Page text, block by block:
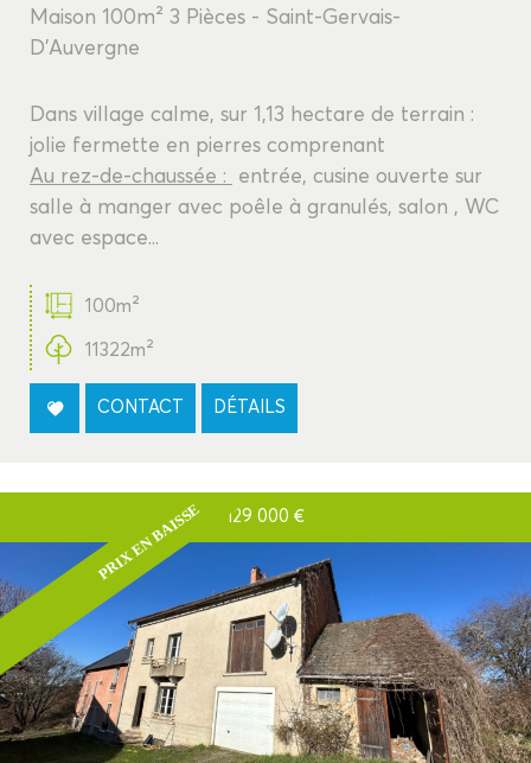
Maison 100m² 3 Pièces - Saint-Gervais-
D'Auvergne
Dans village calme, sur 1,13 hectare de terrain :
jolie fermette en pierres comprenant
Au rez-de-chaussée :
entrée, cusine ouverte sur
salle à manger avec poêle à granulés, salon , WC
avec espace...
100m²
11322m²
CONTACT DÉTAILS
PRIX EN BAISSE 129 000 €